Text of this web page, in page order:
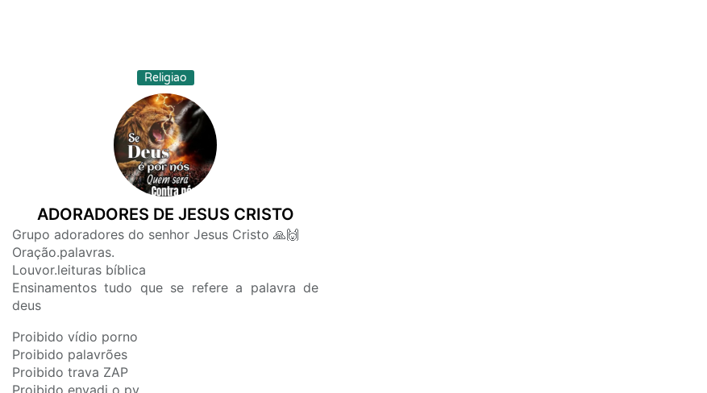
Religiao
ADORADORES DE JESUS CRISTO
Grupo adoradores do senhor Jesus Cristo 🙏🙌
Oração.palavras.
Louvor.leituras bíblica
Ensinamentos tudo que se refere a palavra de
deus
Proibido vídio porno
Proibido palavrões
Proibido trava ZAP
Proibido envadi o pv